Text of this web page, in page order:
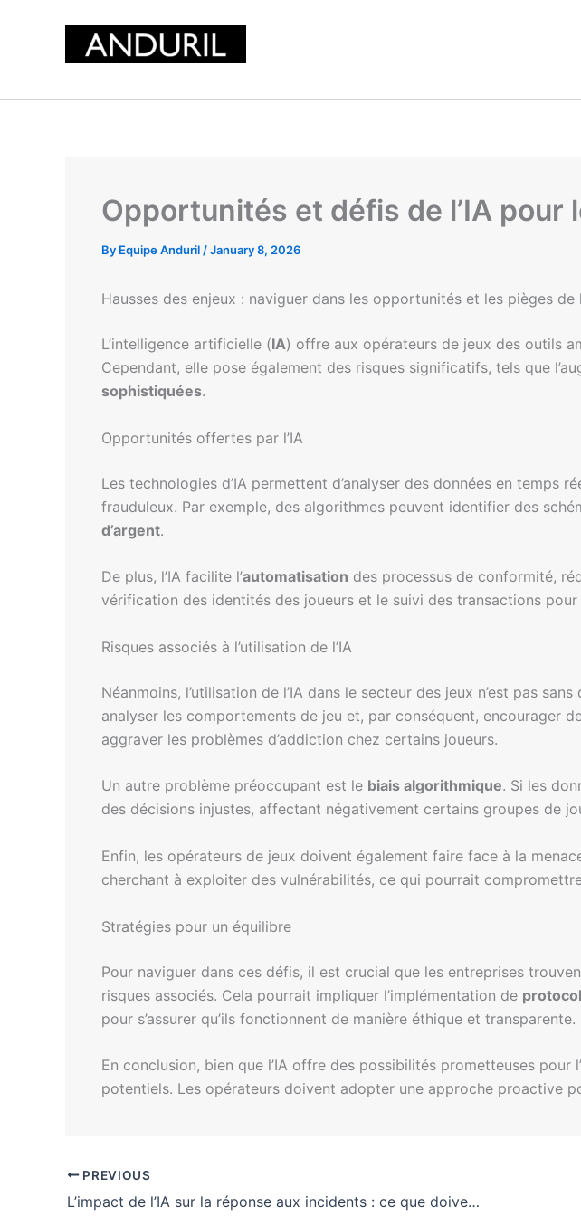
Opportunités et défis de l’IA pour
By Equipe Anduril /January 8, 2026
Hausses des enjeux : naviguer dans les opportunités et les pièges de
L’intelligence artificielle (IA) offre aux opérateurs de jeux des outils
Cependant, elle pose également des risques significatifs, tels que
sophistiquées.
Opportunités offertes par l’IA
Les technologies d’IA permettent d’analyser des données en
frauduleux. Par exemple, des algorithmes peuvent identifier des
d’argent.
De plus, l’IA facilite l’automatisation des processus de conformité,
vérification des identités des joueurs et le suivi des transactions pour
Risques associés à l’utilisation de l’IA
Néanmoins, l’utilisation de l’IA dans le secteur des jeux n’est pas
analyser les comportements de jeu et, par conséquent, encourager
aggraver les problèmes d’addiction chez certains joueurs.
Un autre problème préoccupant est le biais algorithmique. Si les
des décisions injustes, affectant négativement certains groupes de
Enfin, les opérateurs de jeux doivent également faire face à la
cherchant à exploiter des vulnérabilités, ce qui pourrait
Stratégies pour un équilibre
Pour naviguer dans ces défis, il est crucial que les entreprises
risques associés. Cela pourrait impliquer l’implémentation de
pour s’assurer qu’ils fonctionnent de manière éthique et transparente.
En conclusion, bien que l’IA offre des possibilités prometteuses
potentiels. Les opérateurs doivent adopter une approche proactive
PREVIOUS
L’impact de l’IA sur la réponse aux incidents : ce que doivent savoir les directeurs juridiques